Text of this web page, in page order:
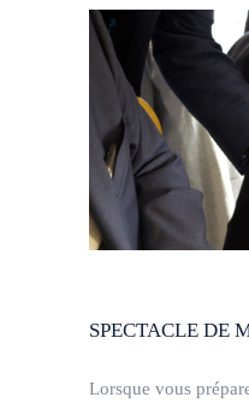
SPECTACLE DE
Lorsque vous